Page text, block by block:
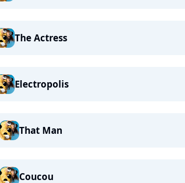
The Actress
Electropolis
That Man
Coucou